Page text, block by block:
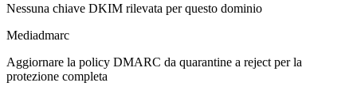
Nessuna chiave DKIM rilevata per questo dominio
Mediadmarc
Aggiornare la policy DMARC da quarantine a reject per la
protezione completa